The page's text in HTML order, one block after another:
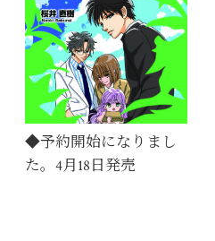
◆予約開始になりまし
た。4月18日発売